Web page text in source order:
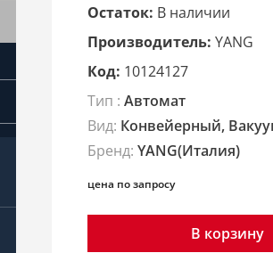
Остаток: В наличии
Производитель: YANG
Код: 10124127
Тип : Автомат
Вид: Конвейерный,
Бренд: YANG(Италия)
цена по запросу
В корзину